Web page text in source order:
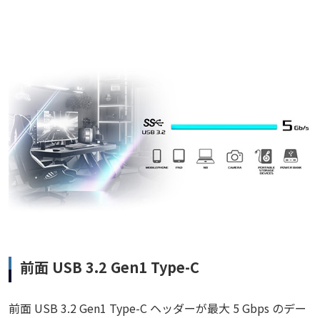
前面 USB 3.2 Gen1 Type-C
前面 USB 3.2 Gen1 Type-C ヘッダーが最大 5 Gbps のデー